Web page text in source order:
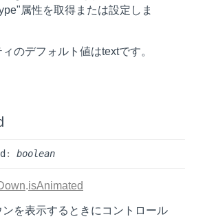
属性を取得または設定しま
ィのデフォルト値はtextです。
: boolean
.isAnimated
ンを表示するときにコントロール